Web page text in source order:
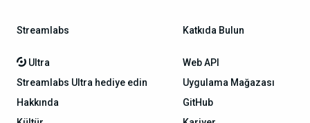
Streamlabs
Ultra
Streamlabs Ultra hediye edin
Hakkında
Katkıda Bulun
Web API
Uygulama Mağazası
GitHub